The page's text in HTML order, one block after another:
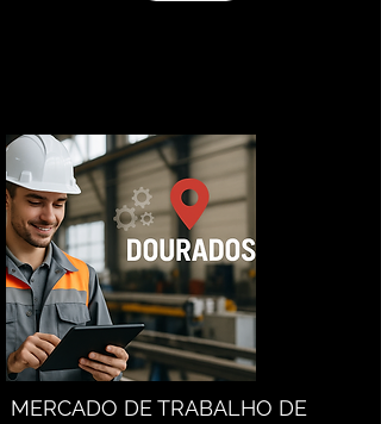
MERCADO DE TRABALHO DE